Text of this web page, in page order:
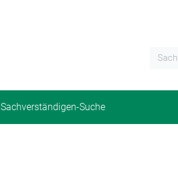
Sachverständigen-Suche